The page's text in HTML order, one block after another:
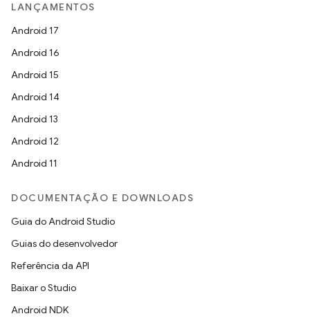
LANÇAMENTOS
Android 17
Android 16
Android 15
Android 14
Android 13
Android 12
Android 11
DOCUMENTAÇÃO E DOWNLOADS
Guia do Android Studio
Guias do desenvolvedor
Referência da API
Baixar o Studio
Android NDK